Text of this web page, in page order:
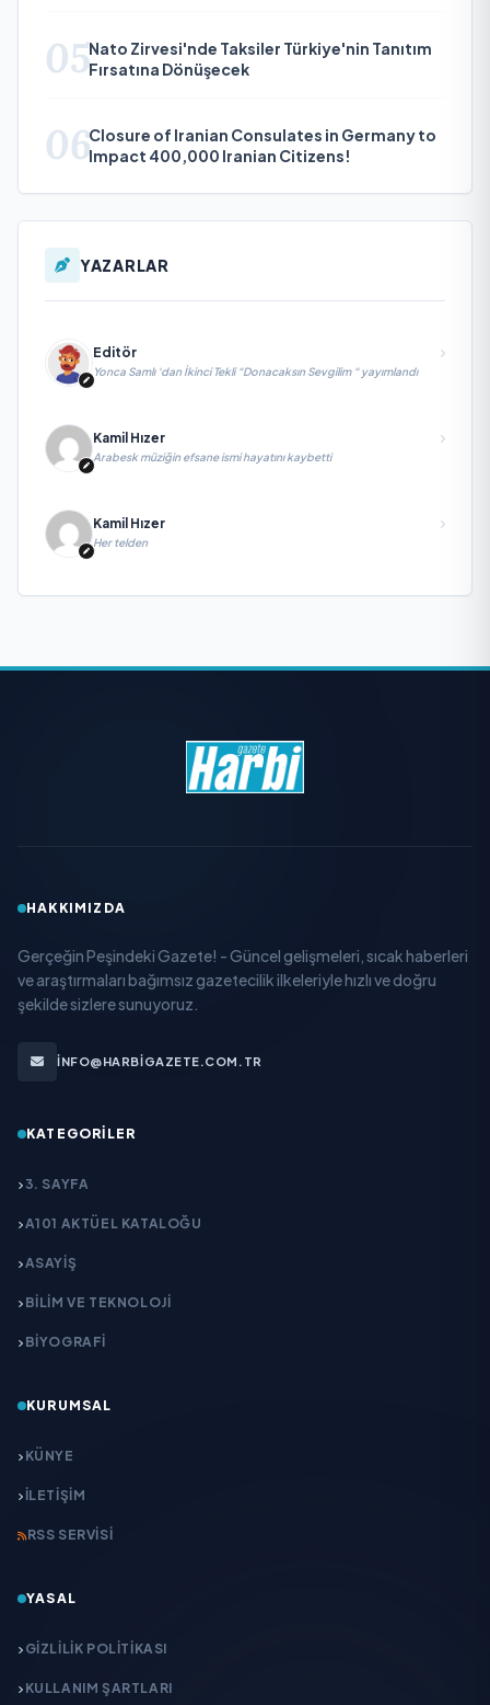
05Nato Zirvesi'nde Taksiler Türkiye'nin Tanıtım
Fırsatına Dönüşecek
06Closure of Iranian Consulates in Germany to
Impact 400,000 Iranian Citizens!
YAZARLAR
Editör
Yonca Samlı ‘dan İkinci Tekli “Donacaksın Sevgilim “ yayımlandı
Kamil Hızer
Arabesk müziğin efsane ismi hayatını kaybetti
Kamil Hızer
Her telden
HAKKIMIZDA
Gerçeğin Peşindeki Gazete! - Güncel gelişmeleri, sıcak haberleri
ve araştırmaları bağımsız gazetecilik ilkeleriyle hızlı ve doğru
şekilde sizlere sunuyoruz.
INFO@HARBIGAZETE.COM.TR
KATEGORILER
3. SAYFA
A101 AKTÜEL KATALOĞU
ASAYİŞ
BİLİM VE TEKNOLOJİ
BİYOGRAFİ
KURUMSAL
KÜNYE
İLETIŞIM
RSS SERVISI
YASAL
GIZLILIK POLITIKASI
KULLANIM ŞARTLARI